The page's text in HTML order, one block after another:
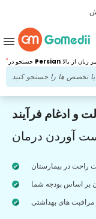
* Persian زبان از بالا
menu
و ادغام فرآیند
آوردن درمان
راحت در بیمارستان
بر اساس بودجه شما
های بهداشتی